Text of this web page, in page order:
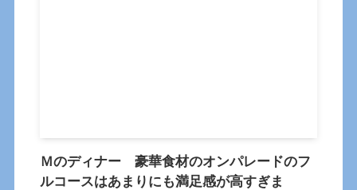
Ｍのディナー 豪華食材のオンパレードのフ
ルコースはあまりにも満足感が高すぎま